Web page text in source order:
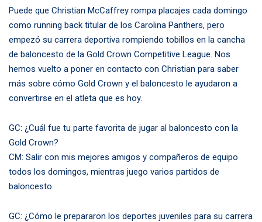
Puede que Christian McCaffrey rompa placajes cada domingo
como running back titular de los Carolina Panthers, pero
empezó su carrera deportiva rompiendo tobillos en la cancha
de baloncesto de la Gold Crown Competitive League. Nos
hemos vuelto a poner en contacto con Christian para saber
más sobre cómo Gold Crown y el baloncesto le ayudaron a
convertirse en el atleta que es hoy.
GC: ¿Cuál fue tu parte favorita de jugar al baloncesto con la
Gold Crown?
CM: Salir con mis mejores amigos y compañeros de equipo
todos los domingos, mientras juego varios partidos de
baloncesto.
GC: ¿Cómo le prepararon los deportes juveniles para su carrera